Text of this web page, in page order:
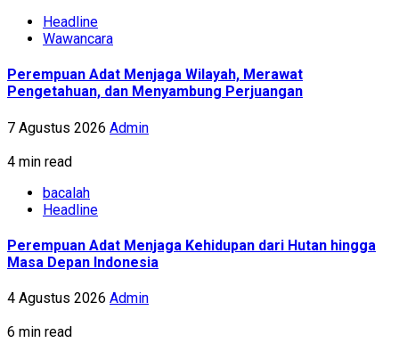
Headline
Wawancara
Perempuan Adat Menjaga Wilayah, Merawat
Pengetahuan, dan Menyambung Perjuangan
7 Agustus 2026 Admin
4 min read
bacalah
Headline
Perempuan Adat Menjaga Kehidupan dari Hutan hingga
Masa Depan Indonesia
4 Agustus 2026 Admin
6 min read